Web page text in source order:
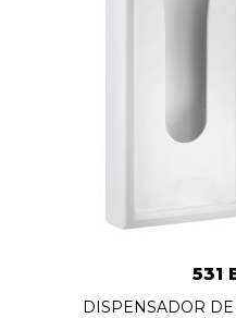
531
DISPENSADOR